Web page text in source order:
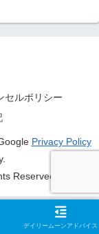
セルポリシー
Privacy Policy
Reserved.
デイリームーンアドバイス